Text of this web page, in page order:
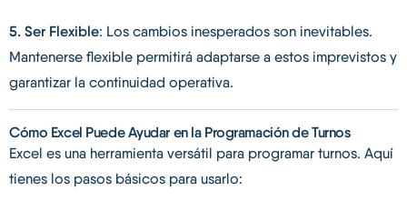
5. Ser Flexible: Los cambios inesperados son inevitables.
Mantenerse flexible permitirá adaptarse a estos imprevistos y
garantizar la continuidad operativa.
Cómo Excel Puede Ayudar en la Programación de Turnos
Excel es una herramienta versátil para programar turnos. Aquí
tienes los pasos básicos para usarlo: